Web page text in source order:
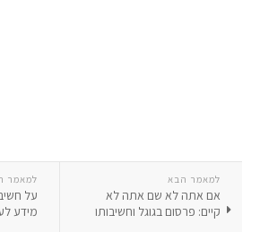
למאמר
על
מידע
למאמר הבא
אם אתה לא שם אתה לא
קיים: פרסום בגוגל וחשיבותו